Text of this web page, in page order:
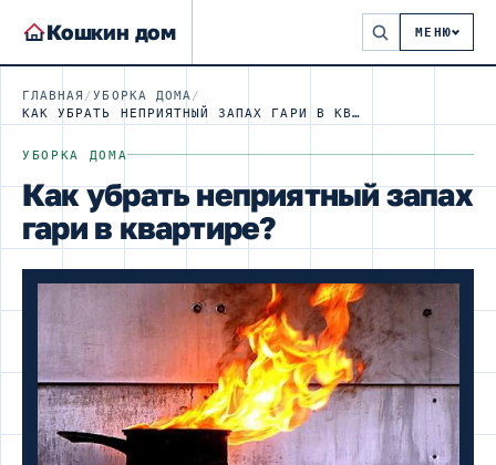
Кошкин дом МЕНЮ
ГЛАВНАЯ /УБОРКА ДОМА /
КАК УБРАТЬ НЕПРИЯТНЫЙ ЗАПАХ ГАРИ В КВАРТИРЕ?
УБОРКА ДОМА
Как убрать неприятный запах
гари в квартире?